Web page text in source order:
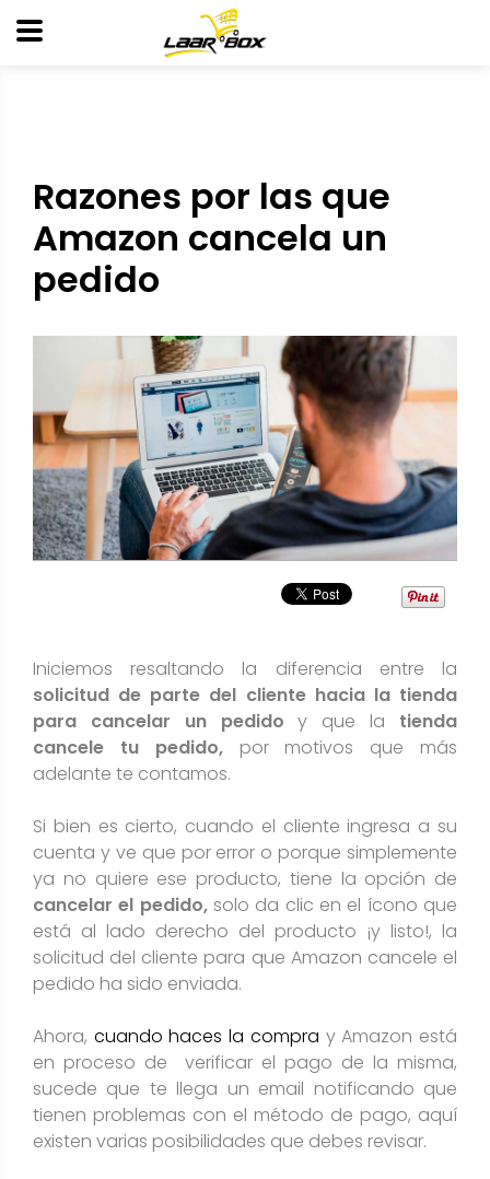
Razones por las que
Amazon cancela un
pedido
Iniciemos resaltando la diferencia entre la
solicitud de parte del cliente hacia la tienda
para cancelar un pedido y que la tienda
cancele tu pedido, por motivos que más
adelante te contamos.
Si bien es cierto, cuando el cliente ingresa a su
cuenta y ve que por error o porque simplemente
ya no quiere ese producto, tiene la opción de
cancelar el pedido, solo da clic en el ícono que
está al lado derecho del producto ¡y listo!, la
solicitud del cliente para que Amazon cancele el
pedido ha sido enviada.
Ahora, cuando haces la compra y Amazon está
en proceso de verificar el pago de la misma,
sucede que te llega un email notificando que
tienen problemas con el método de pago, aquí
existen varias posibilidades que debes revisar.